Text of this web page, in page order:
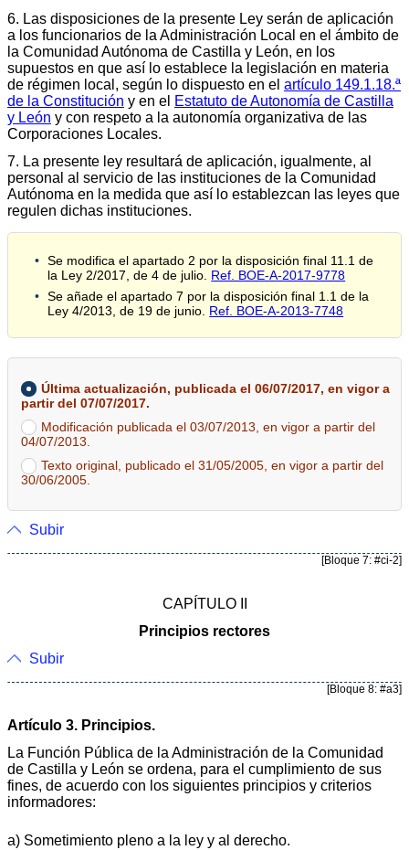
6. Las disposiciones de la presente Ley serán de aplicación
a los funcionarios de la Administración Local en el ámbito de
la Comunidad Autónoma de Castilla y León, en los
supuestos en que así lo establece la legislación en materia
de régimen local, según lo dispuesto en el artículo 149.1.18.ª
de la Constitución y en el Estatuto de Autonomía de Castilla
y León y con respeto a la autonomía organizativa de las
Corporaciones Locales.
7. La presente ley resultará de aplicación, igualmente, al
personal al servicio de las instituciones de la Comunidad
Autónoma en la medida que así lo establezcan las leyes que
regulen dichas instituciones.
Se modifica el apartado 2 por la disposición final 11.1 de
la Ley 2/2017, de 4 de julio. Ref. BOE-A-2017-9778
Se añade el apartado 7 por la disposición final 1.1 de la
Ley 4/2013, de 19 de junio. Ref. BOE-A-2013-7748
Última actualización, publicada el 06/07/2017, en vigor a
partir del 07/07/2017.
Modificación publicada el 03/07/2013, en vigor a partir del
04/07/2013.
Texto original, publicado el 31/05/2005, en vigor a partir del
30/06/2005.
Subir
[Bloque 7: #ci-2]
CAPÍTULO II
Principios rectores
Subir
[Bloque 8: #a3]
Artículo 3. Principios.
La Función Pública de la Administración de la Comunidad
de Castilla y León se ordena, para el cumplimiento de sus
fines, de acuerdo con los siguientes principios y criterios
informadores:
a) Sometimiento pleno a la ley y al derecho.